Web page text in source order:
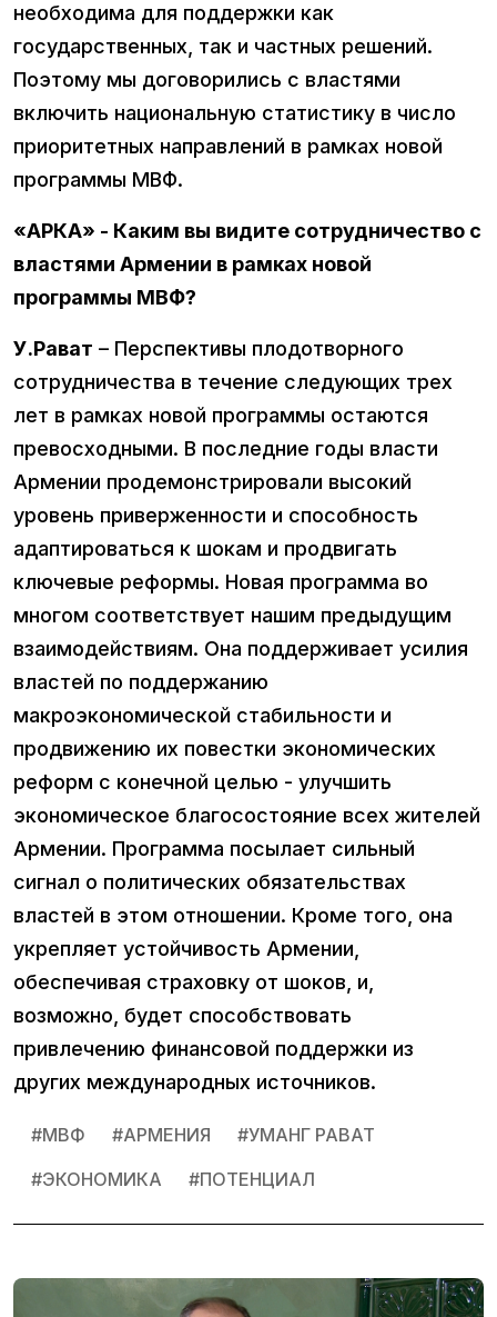
необходима для поддержки как
государственных, так и частных решений.
Поэтому мы договорились с властями
включить национальную статистику в число
приоритетных направлений в рамках новой
программы МВФ.
«АРКА» - Каким вы видите сотрудничество с
властями Армении в рамках новой
программы МВФ?
У.Рават – Перспективы плодотворного
сотрудничества в течение следующих трех
лет в рамках новой программы остаются
превосходными. В последние годы власти
Армении продемонстрировали высокий
уровень приверженности и способность
адаптироваться к шокам и продвигать
ключевые реформы. Новая программа во
многом соответствует нашим предыдущим
взаимодействиям. Она поддерживает усилия
властей по поддержанию
макроэкономической стабильности и
продвижению их повестки экономических
реформ с конечной целью - улучшить
экономическое благосостояние всех жителей
Армении. Программа посылает сильный
сигнал о политических обязательствах
властей в этом отношении. Кроме того, она
укрепляет устойчивость Армении,
обеспечивая страховку от шоков, и,
возможно, будет способствовать
привлечению финансовой поддержки из
других международных источников.
#МВФ #АРМЕНИЯ #УМАНГ РАВАТ
#ЭКОНОМИКА #ПОТЕНЦИАЛ